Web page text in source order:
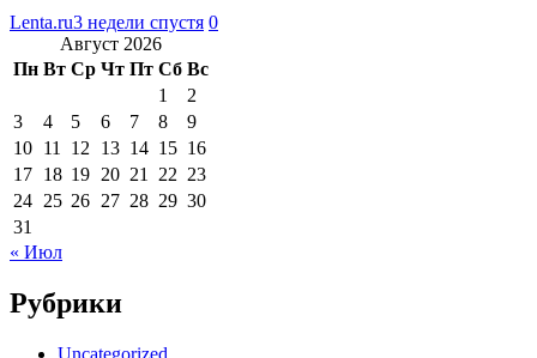
Lenta.ru3 недели спустя 0
Август 2026
Пн Вт Ср Чт Пт Сб Вс
1
2
3
4 5 6 7 8
9
10 11 12 13 14 15 16
17 18 19 20 21 22 23
24 25 26 27 28 29 30
31
« Июл
Рубрики
Uncategorized